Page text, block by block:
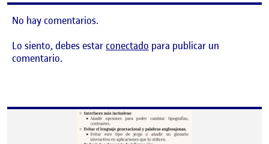
No hay comentarios.
Lo siento, debes estarconectado para publicar un
comentario.